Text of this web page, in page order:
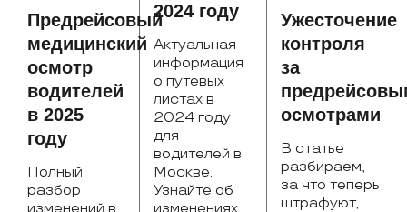
Предрейсовый
медицинский
осмотр
водителей
в 2025
году
Полный
разбор
2024 году
Актуальная
информация
о путевых
листах в
2024 году
для
водителей в
Москве.
Узнайте об
Ужесточение
контроля
за
осмотрами
В статье
разбираем,
за что теперь
штрафуют,